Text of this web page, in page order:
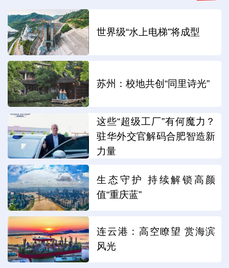
世界级“水上电梯”将成型
苏州：校地共创“同里诗光”
这些“超级工厂”有何魔力？
驻华外交官解码合肥智造新
力量
生态守护 持续解锁高颜
值“重庆蓝”
连云港：高空瞭望 赏海滨
风光